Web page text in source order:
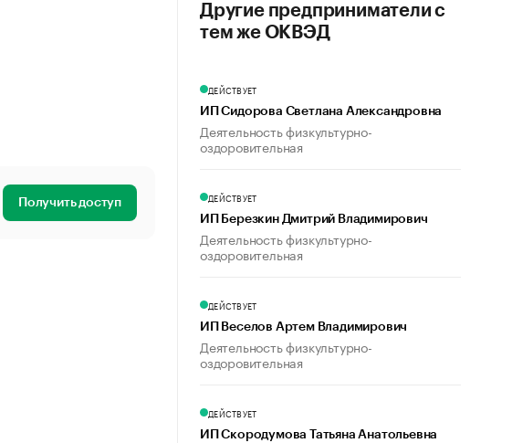
Получить доступ
Другие предприниматели с
тем же ОКВЭД
ДЕЙСТВУЕТ
ИП Сидорова Светлана Александровна
Деятельность физкультурно-
оздоровительная
ДЕЙСТВУЕТ
ИП Березкин Дмитрий Владимирович
Деятельность физкультурно-
оздоровительная
ДЕЙСТВУЕТ
ИП Веселов Артем Владимирович
Деятельность физкультурно-
оздоровительная
ДЕЙСТВУЕТ
ИП Скородумова Татьяна Анатольевна